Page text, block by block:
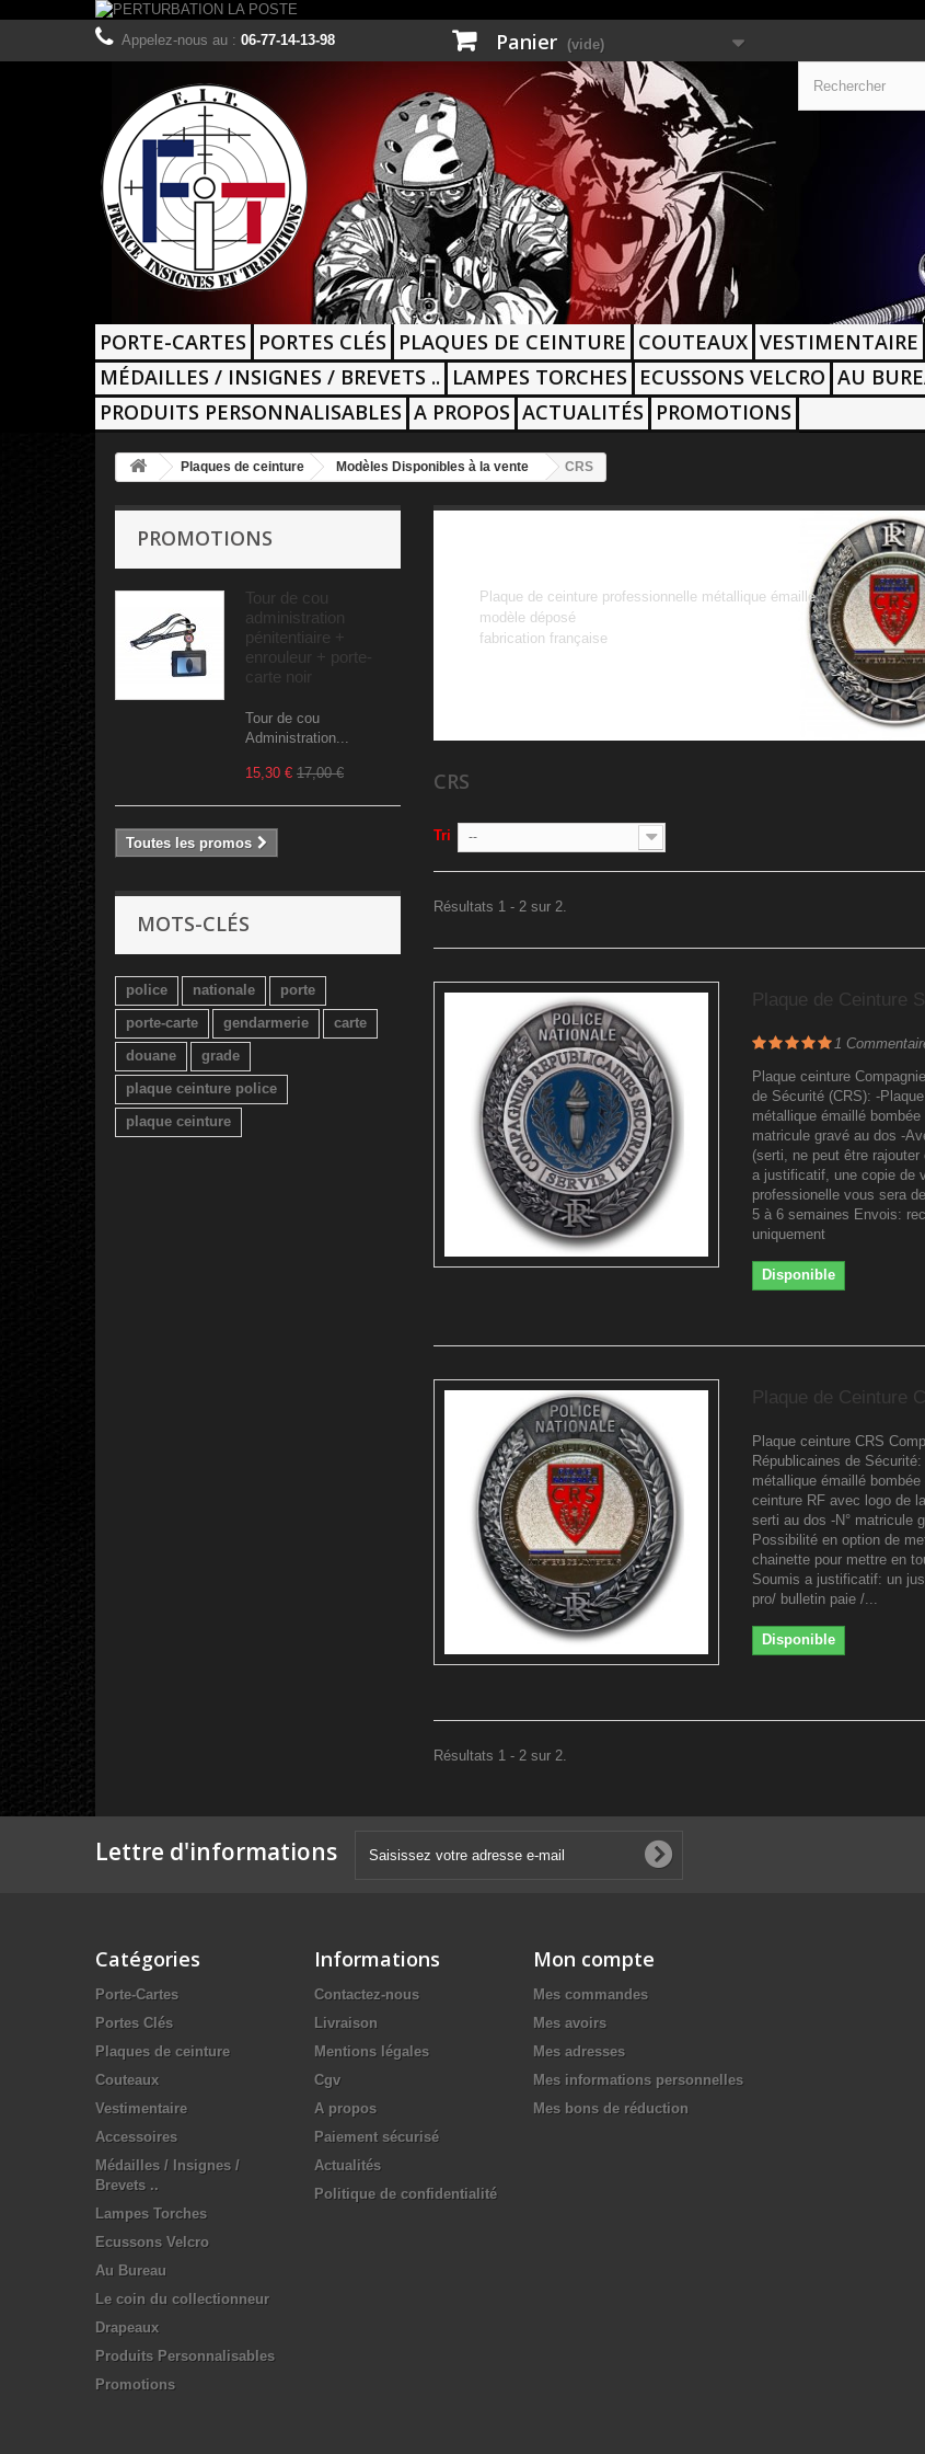
Appelez-nous au : 06-77-14-13-98 Panier (vide)
PORTE-CARTES PORTES CLÉS PLAQUES DE CEINTURE COUTEAUX VESTIMENTAIRE
MÉDAILLES / INSIGNES / BREVETS .. LAMPES TORCHES ECUSSONS VELCRO AU
PRODUITS PERSONNALISABLES A PROPOS ACTUALITÉS PROMOTIONS
Plaques de ceinture Modèles Disponibles à la vente CRS
PROMOTIONS
Tour de cou
administration
pénitentiaire +
enrouleur + porte-
carte noir
Tour de cou
Administration...
15,30 € 17,00 €
Toutes les promos
MOTS-CLÉS
police nationale
porte
porte-carte
gendarmerie
carte
douane
grade
plaque ceinture police
plaque ceinture
Plaque de ceinture professionnelle métallique émaillé
modèle déposé
fabrication française
CRS
Tri --
Résultats 1 - 2 sur 2.
Plaque de Ceinture
1
Plaque ceinture
de Sécurité (CRS): -
métallique émaillé bombée
matricule gravé au dos -
(serti, ne peut être rajouter
a justificatif, une copie de
professionelle vous sera
5 à 6 semaines Envois:
uniquement
Disponible
Plaque de Ceinture
Plaque ceinture CRS
Républicaines de
métallique émaillé
ceinture RF avec logo de
serti au dos -N° matricule
Possibilité en option de
chainette pour mettre en
Soumis a justificatif: un
pro/ bulletin paie /...
Disponible
Résultats 1 - 2 sur 2.
Lettre d'informations
Catégories
Porte-Cartes
Portes Clés
Plaques de ceinture
Couteaux
Vestimentaire
Accessoires
Médailles / Insignes /
Brevets ..
Lampes Torches
Ecussons Velcro
Au Bureau
Le coin du collectionneur
Drapeaux
Produits Personnalisables
Promotions
Informations
Contactez-nous
Livraison
Mentions légales
Cgv
A propos
Paiement sécurisé
Actualités
Politique de confidentialité
Mon compte
Mes commandes
Mes avoirs
Mes adresses
Mes informations personnelles
Mes bons de réduction